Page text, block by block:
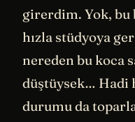
girerdim. Yok, bu
hızla stüdyoya
nereden bu koca
düştüysek… Hadi
durumu da